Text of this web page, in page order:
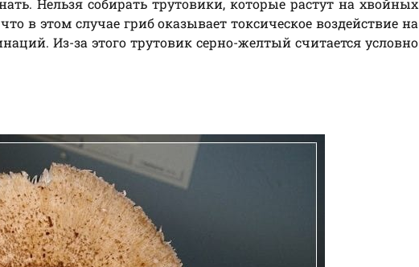
в этом случае гриб оказывает токсическое воздействие на
Из-за этого трутовик серно-желтый считается условно